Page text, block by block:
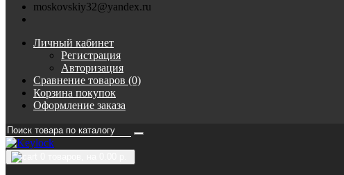
moskovskiy32@yandex.ru
Личный кабинет
Регистрация
Авторизация
Сравнение товаров (0)
Корзина покупок
Оформление заказа